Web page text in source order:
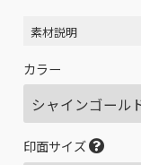
素材説明
カラー
印面サイズ